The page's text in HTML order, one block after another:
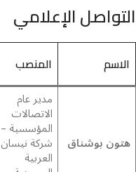
التواصل الإعلامي
الاسم المنصب
هتون بوشناق
مدير عام
الاتصالات
المؤسسية –
شركة نيسان
العربية